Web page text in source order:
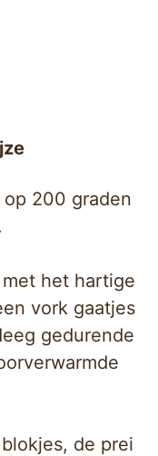
200 graden
het hartige
vork gaatjes
gedurende
de prei